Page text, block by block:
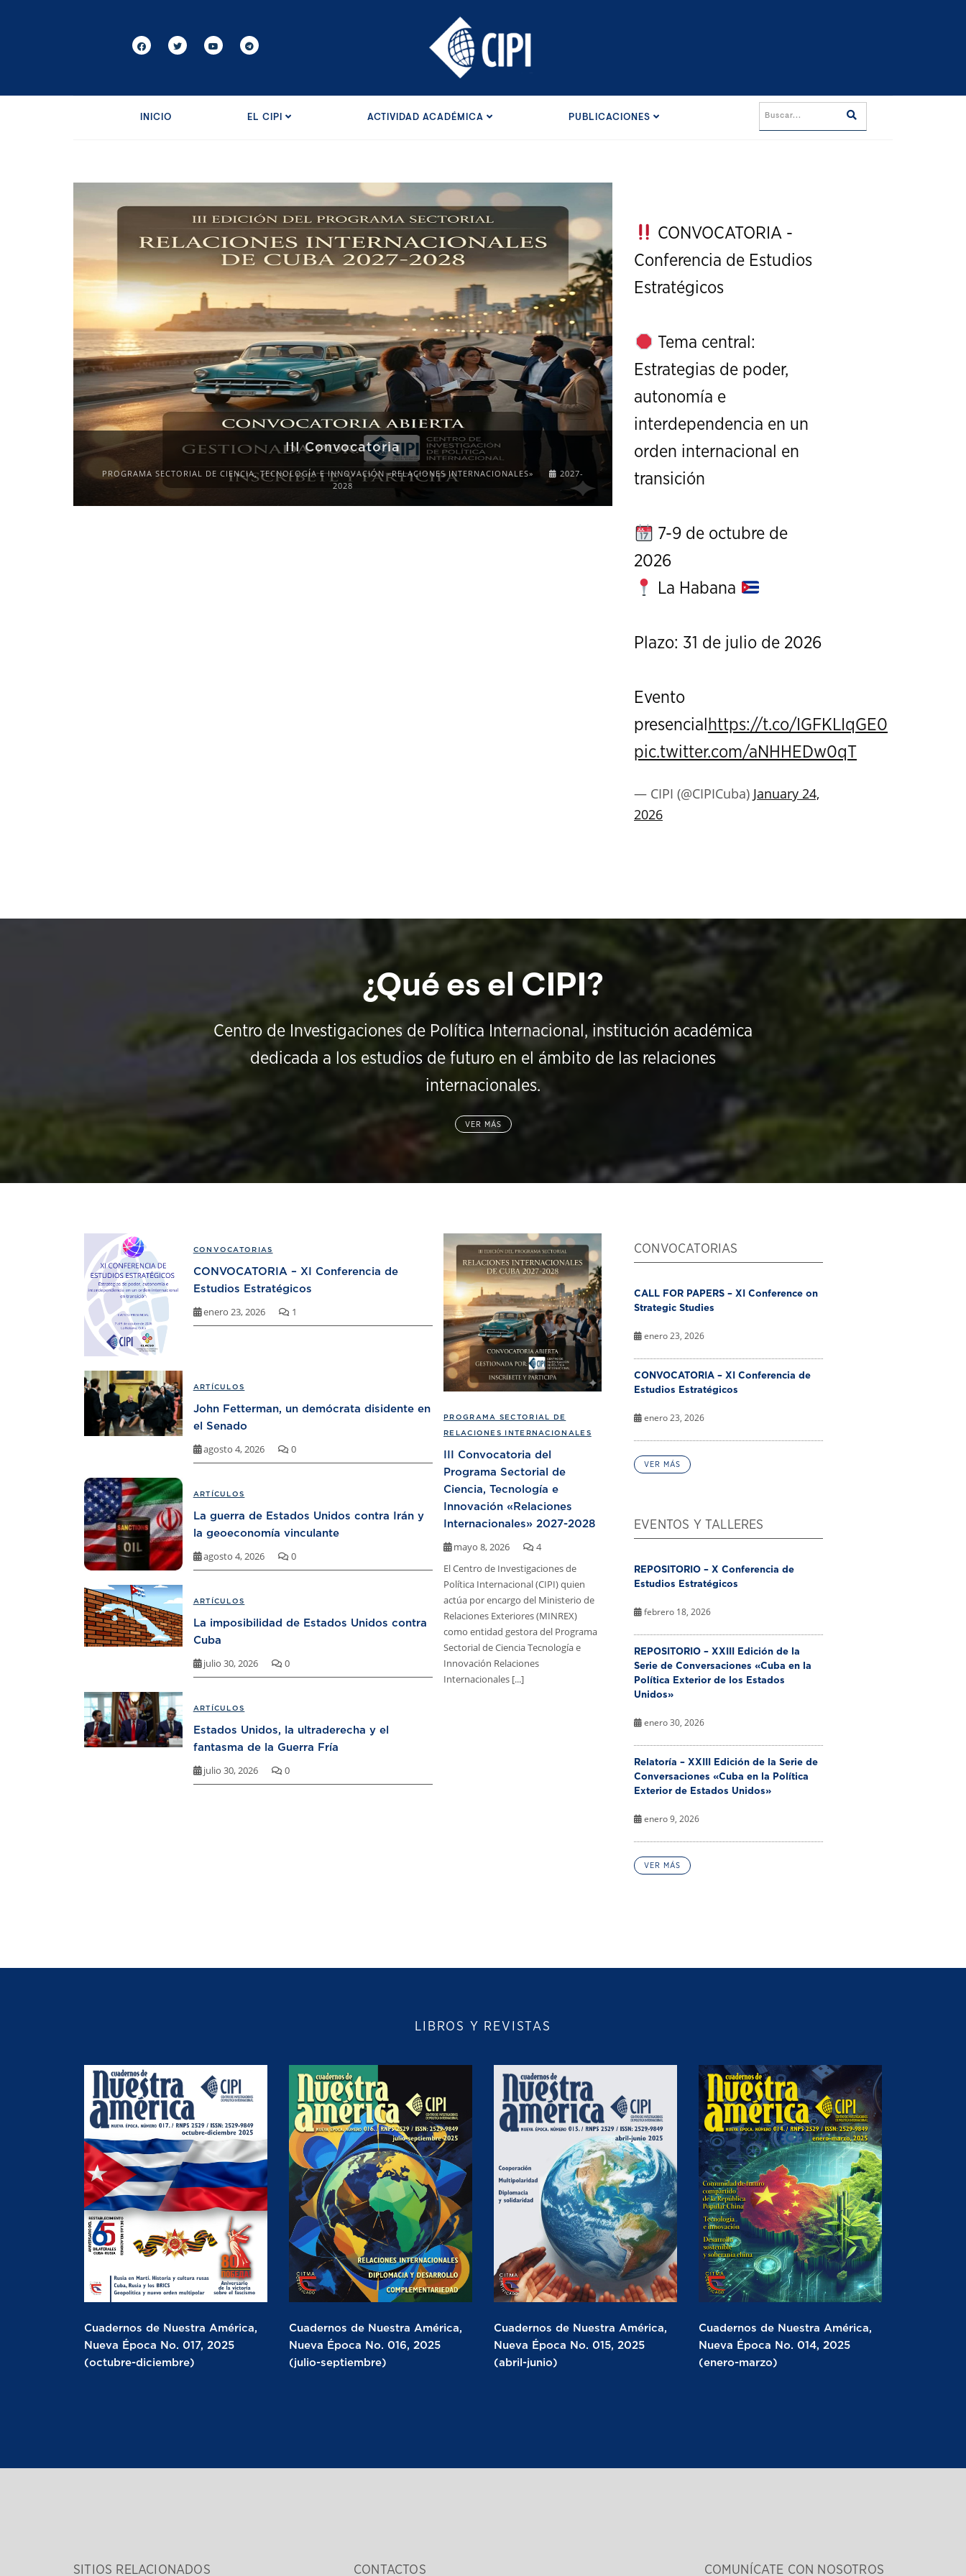
INICIO EL CIPI ACTIVIDAD ACADÉMICA PUBLICACIONES
III Convocatoria
PROGRAMA SECTORIAL DE CIENCIA, TECNOLOGÍA E INNOVACIÓN «RELACIONES INTERNACIONALES»
2027-
2028
XI Conference on Strategic
CONVOCATORIA -
Conferencia de Estudios
Estratégicos
Tema central:
Estrategias de poder,
autonomía e
interdependencia en un
orden internacional en
transición
7-9 de octubre de
2026
La Habana
Plazo: 31 de julio de 2026
Evento
presencial https://t.co/IGFKLIqGE0
pic.twitter.com/aNHHEDw0qT
— CIPI (@CIPICuba) January 24,
2026
¿Qué es el CIPI?
Centro de Investigaciones de Política Internacional, institución académica
dedicada a los estudios de futuro en el ámbito de las relaciones
internacionales.
VER MÁS
PROGRAMA SECTORIAL DE
RELACIONES INTERNACIONALES
III Convocatoria del
Programa Sectorial de
Ciencia, Tecnología e
Innovación «Relaciones
Internacionales» 2027-2028
mayo 8, 2026
4
El Centro de Investigaciones de
Política Internacional (CIPI) quien
actúa por encargo del Ministerio de
Relaciones Exteriores (MINREX)
como entidad gestora del Programa
Sectorial de Ciencia Tecnología e
Innovación Relaciones
Internacionales [...]
CONVOCATORIAS
CONVOCATORIA – XI Conferencia de
Estudios Estratégicos
enero 23, 2026 1
ARTÍCULOS
John Fetterman, un demócrata disidente en
el Senado
agosto 4, 2026 0
ARTÍCULOS
La guerra de Estados Unidos contra Irán y
la geoeconomía vinculante
agosto 4, 2026 0
ARTÍCULOS
La imposibilidad de Estados Unidos contra
Cuba
julio 30, 2026 0
ARTÍCULOS
Estados Unidos, la ultraderecha y el
fantasma de la Guerra Fría
julio 30, 2026 0
CONVOCATORIAS
CALL FOR PAPERS – XI Conference on
Strategic Studies
enero 23, 2026
CONVOCATORIA – XI Conferencia de
Estudios Estratégicos
enero 23, 2026
VER MÁS
EVENTOS Y TALLERES
REPOSITORIO – X Conferencia de
Estudios Estratégicos
febrero 18, 2026
REPOSITORIO – XXIII Edición de la
Serie de Conversaciones «Cuba en la
Política Exterior de los Estados
Unidos»
enero 30, 2026
Relatoría – XXIII Edición de la Serie de
Conversaciones «Cuba en la Política
Exterior de Estados Unidos»
enero 9, 2026
VER MÁS
LIBROS Y REVISTAS
Cuadernos de Nuestra América,
Nueva Época No. 017, 2025
(octubre-diciembre)
Cuadernos de Nuestra América,
Nueva Época No. 016, 2025
(julio-septiembre)
Cuadernos de Nuestra América,
Nueva Época No. 015, 2025
(abril-junio)
Cuadernos de Nuestra América,
Nueva Época No. 014, 2025
(enero-marzo)
SITIOS RELACIONADOS CONTACTOS COMUNÍCATE CON NOSOTROS